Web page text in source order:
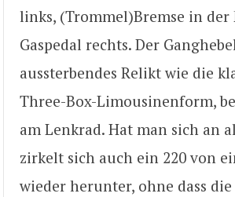
links, (Trommel)Bremse in
Gaspedal rechts. Der
aussterbendes Relikt wie die
Three-Box-Limousinenform,
am Lenkrad. Hat man sich an
zirkelt sich auch ein 220 von
wieder herunter, ohne dass